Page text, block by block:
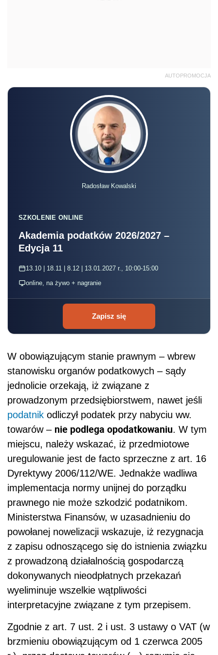
AUTOPROMOCJA
Radosław Kowalski
SZKOLENIE ONLINE
Akademia podatków 2026/2027 –
Edycja 11
13.10 | 18.11 | 8.12 | 13.01.2027 r., 10:00-15:00
online, na żywo + nagranie
Zapisz się
W obowiązującym stanie prawnym – wbrew
stanowisku organów podatkowych – sądy
jednolicie orzekają, iż związane z
prowadzonym przedsiębiorstwem, nawet jeśli
podatnik odliczył podatek przy nabyciu ww.
towarów – nie podlega opodatkowaniu. W tym
miejscu, należy wskazać, iż przedmiotowe
uregulowanie jest de facto sprzeczne z art. 16
Dyrektywy 2006/112/WE. Jednakże wadliwa
implementacja normy unijnej do porządku
prawnego nie może szkodzić podatnikom.
Ministerstwa Finansów, w uzasadnieniu do
powołanej nowelizacji wskazuje, iż rezygnacja
z zapisu odnoszącego się do istnienia związku
z prowadzoną działalnością gospodarczą
dokonywanych nieodpłatnych przekazań
wyeliminuje wszelkie wątpliwości
interpretacyjne związane z tym przepisem.
Zgodnie z art. 7 ust. 2 i ust. 3 ustawy o VAT (w
brzmieniu obowiązującym od 1 czerwca 2005